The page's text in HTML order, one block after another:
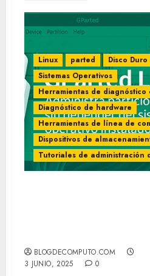
Linux parted
Disco Duro
Sistemas Operativos
Herramientas de diagnóstico
Diagnóstico de hardware
Herramientas de línea de
Dispositivos de
Tutoriales de administración
BLOGDECOMPUTO.COM
3 JUNIO, 2025
0